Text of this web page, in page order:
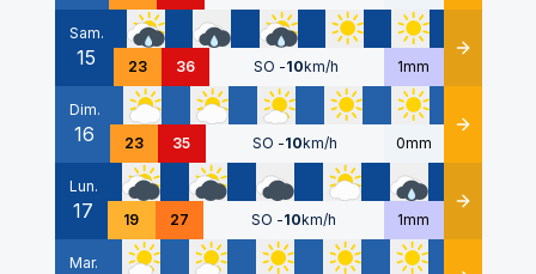
Sam.
15 23 36 SO -10km/h 1mm Détails
Dim.
16 23 35 SO -10km/h 0mm Détails
Lun.
17 19 27 SO -10km/h 1mm Détails
Mar.